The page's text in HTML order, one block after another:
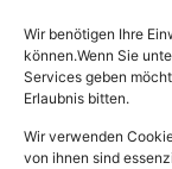
Wir benötigen Ihre
können.Wenn Sie
Services geben
Erlaubnis bitten.
Wir verwenden
von ihnen sind